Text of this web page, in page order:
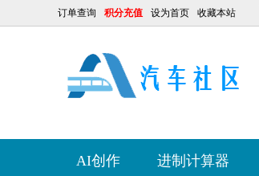
订单查询 积分充值 设为首页 收藏本站
AI创作 进制计算器